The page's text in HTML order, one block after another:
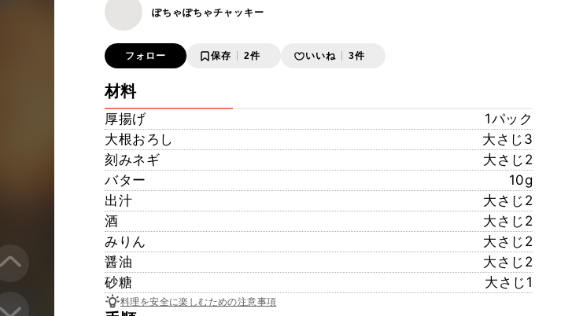
ぽちゃぽちゃチャッキー
フォロー 保存 2件 いいね 3件
材料
厚揚げ
1パック
大根おろし
大さじ3
刻みネギ
大さじ2
バター
10g
出汁
大さじ2
酒
大さじ2
みりん
大さじ2
醤油
大さじ2
砂糖
大さじ1
料理を安全に楽しむための注意事項